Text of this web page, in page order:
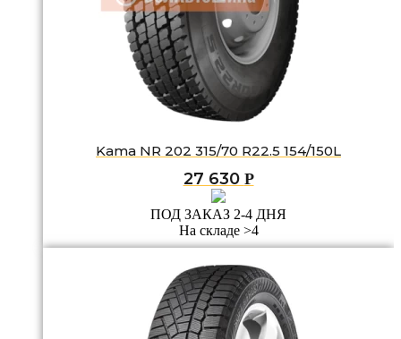
Kama NR 202 315/70 R22.5 154/150L
27 630 Р
ПОД ЗАКАЗ 2-4 ДНЯ
На складе >4